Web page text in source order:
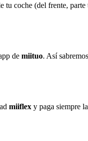
tu coche (del frente,
de miituo. Así
miiflex y paga siempre